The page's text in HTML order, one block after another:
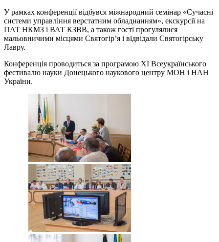
У рамках конференції відбувся міжнародний семінар «Сучасні
системи управління верстатним обладнанням», екскурсії на
ПАТ НКМЗ і ВАТ КЗВВ, а також гості прогулялися
мальовничими місцями Святогір’я і відвідали Святогірську
Лавру.
Конференція проводиться за програмою XІ Всеукраїнського
фестивалю науки Донецького наукового центру МОН і НАН
України.